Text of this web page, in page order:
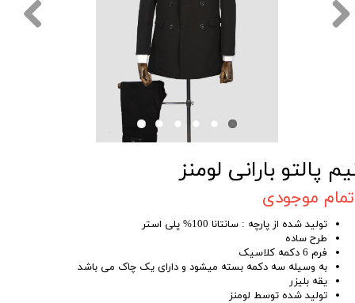
پالتو بارانی لومنز
موجودی
تولید شده از پارچه : سانتانا 100% پلی استر
طرح ساده
فرم 6 دکمه کلاسیک
به وسیله سه دکمه بسته میشود و دارای یک چاک می باشد
یقه بلیزر
تولید شده توسط لومنز